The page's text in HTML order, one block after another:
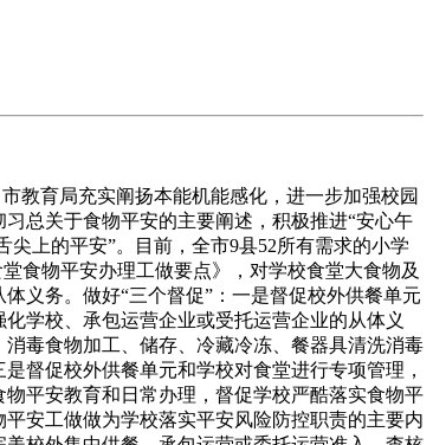
育局充实阐扬本能机能感化，进一步加强校园
总关于食物平安的主要阐述，积极推进“安心午
上的平安”。目前，全市9县52所有需求的小学
食物平安办理工做要点》，对学校食堂大食物及
义务。做好“三个督促”：一是督促校外供餐单元
学校、承包运营企业或受托运营企业的从体义
毒食物加工、储存、冷藏冷冻、餐器具清洗消毒
督促校外供餐单元和学校对食堂进行专项管理，
平安教育和日常办理，督促学校严酷落实食物平
安工做做为学校落实平安风险防控职责的主要内